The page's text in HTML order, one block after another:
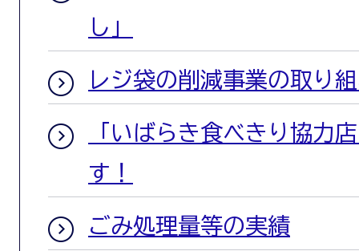
し」
レジ袋の削減事業の取り
「いばらき食べきり協力
す！
ごみ処理量等の実績